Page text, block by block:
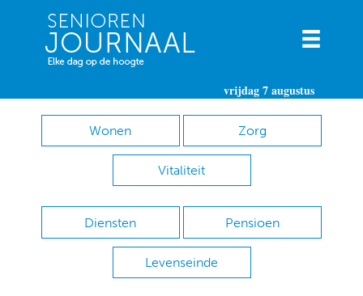
vrijdag 7 augustus
Wonen Zorg
Vitaliteit
Diensten Pensioen
Levenseinde